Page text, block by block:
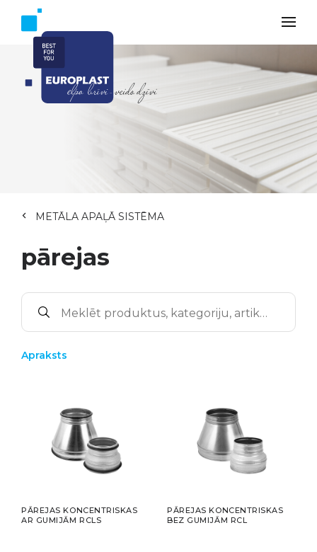
METĀLA APAĻĀ SISTĒMA
pārejas
Apraksts
PĀREJAS KONCENTRISKAS
AR GUMIJĀM RCLS
PĀREJAS KONCENTRISKAS
BEZ GUMIJĀM RCL